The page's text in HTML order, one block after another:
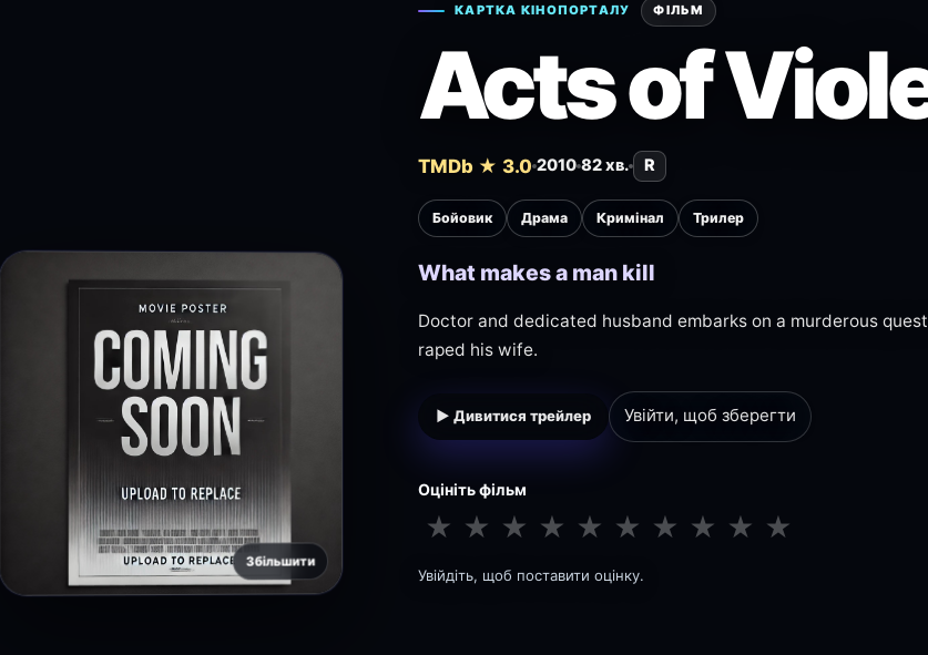
Збільшити
КАРТКА КІНОПОРТАЛУ ФІЛЬМ
Acts of
TMDb ★ 3.0 2010 82 хв. R
Бойовик Драма Кримінал Трилер
What makes a man kill
Doctor and dedicated husband embarks on a murderous
raped his wife.
▶ Дивитися трейлер Увійти, щоб зберегти
Оцініть фільм
★ ★ ★ ★ ★ ★ ★ ★ ★ ★
Увійдіть, щоб поставити оцінку.